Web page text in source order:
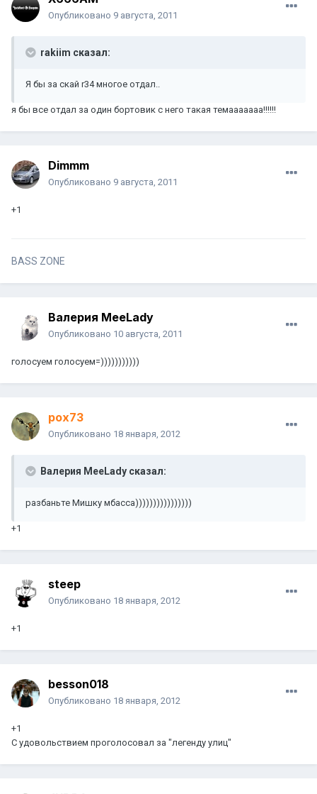
Опубликовано 9 августа, 2011
rakiim сказал:
Я бы за скай r34 многое отдал..
я бы все отдал за один бортовик с него такая темааааааа!!!!!!
Dimmm
Опубликовано 9 августа, 2011
+1
BASS ZONE
Валерия MeeLady
Опубликовано 10 августа, 2011
голосуем голосуем=)))))))))))
pox73
Опубликовано 18 января, 2012
Валерия MeeLady сказал:
разбаньте Мишку мбасса))))))))))))))))
+1
steep
Опубликовано 18 января, 2012
+1
besson018
Опубликовано 18 января, 2012
+1
С удовольствием проголосовал за "легенду улиц"